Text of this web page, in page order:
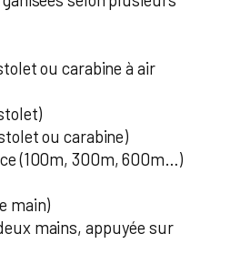
ou carabine à air
ou carabine)
(100m, 300m, 600m…)
main)
mains, appuyée sur